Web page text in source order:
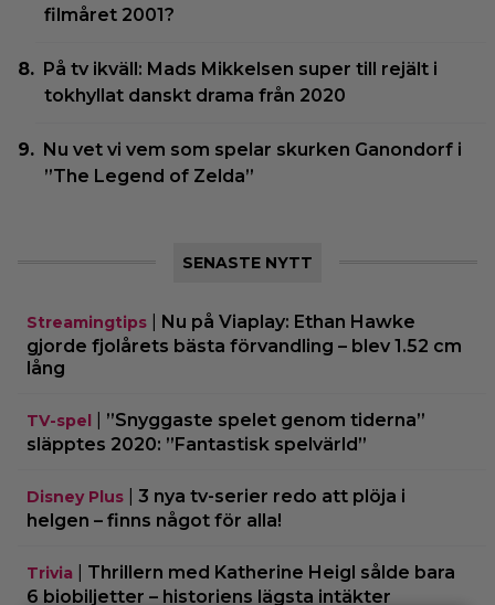
filmåret 2001?
På tv ikväll: Mads Mikkelsen super till rejält i
tokhyllat danskt drama från 2020
Nu vet vi vem som spelar skurken Ganondorf i
”The Legend of Zelda”
SENASTE NYTT
Streamingtips
Nu på Viaplay: Ethan Hawke
gjorde fjolårets bästa förvandling – blev 1.52 cm
lång
TV-spel
”Snyggaste spelet genom tiderna”
släpptes 2020: ”Fantastisk spelvärld”
Disney Plus
3 nya tv-serier redo att plöja i
helgen – finns något för alla!
Trivia
Thrillern med Katherine Heigl sålde bara
6 biobiljetter – historiens lägsta intäkter